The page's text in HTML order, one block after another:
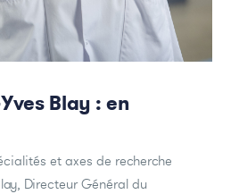
Blay : en
et axes de recherche
Directeur Général du